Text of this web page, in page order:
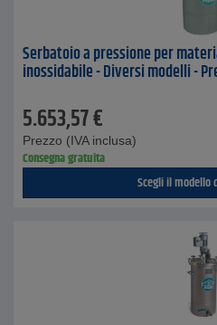
Serbatoio a pressione per
inossidabile - Diversi modelli -
5.653,57€
Prezzo (IVA inclusa)
Consegna gratuita
Scegli il modello